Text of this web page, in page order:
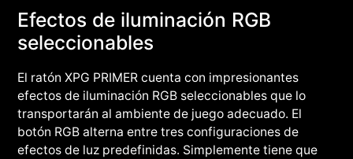
Efectos de iluminación RGB
seleccionables
El ratón XPG PRIMER cuenta con impresionantes
efectos de iluminación RGB seleccionables que lo
transportarán al ambiente de juego adecuado. El
botón RGB alterna entre tres configuraciones de
efectos de luz predefinidas. Simplemente tiene que